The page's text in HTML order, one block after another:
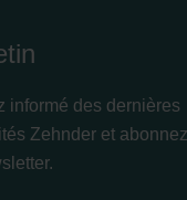
informé des dernières
Zehnder et